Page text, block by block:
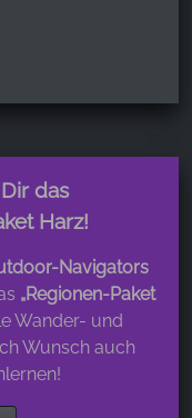
das
Harz!
Navigators
„Regionen-Paket
Wander- und
Wunsch auch